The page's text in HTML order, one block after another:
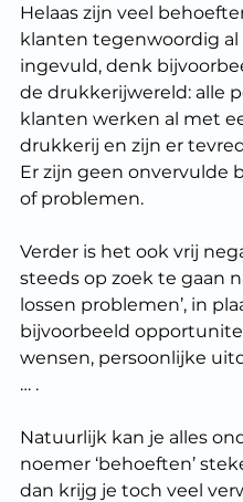
Helaas zijn veel
klanten tegenwoordig al
ingevuld, denk
de drukkerijwereld: alle
klanten werken al met
drukkerij en zijn er
Er zijn geen onvervulde
of problemen.
Verder is het ook vrij
steeds op zoek te gaan
lossen problemen’, in
bijvoorbeeld
wensen, persoonlijke
… .
Natuurlijk kan je alles
noemer ‘behoeften’
dan krijg je toch veel